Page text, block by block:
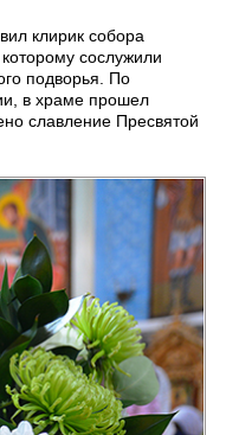
клирик собора
сослужили
подворья. По
в храме прошел
славление Пресвятой